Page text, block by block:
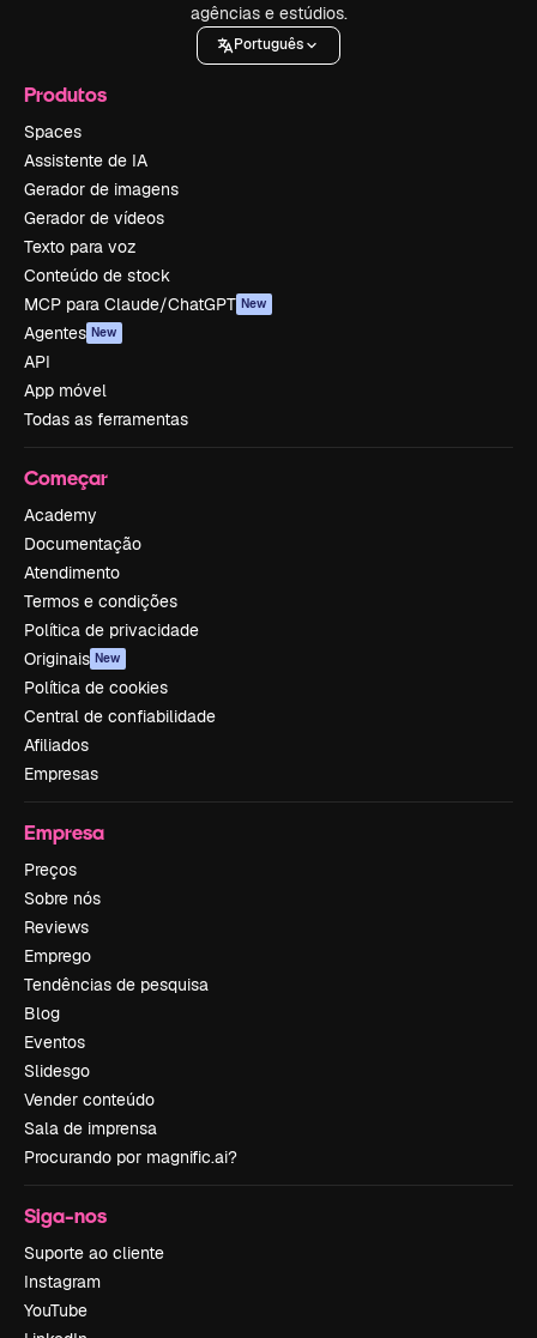
agências e estúdios.
Português
Produtos
Spaces
Assistente de IA
Gerador de imagens
Gerador de vídeos
Texto para voz
Conteúdo de stock
MCP para Claude/ChatGPT New
Agentes New
API
App móvel
Todas as ferramentas
Começar
Academy
Documentação
Atendimento
Termos e condições
Política de privacidade
Originais New
Política de cookies
Central de confiabilidade
Afiliados
Empresas
Empresa
Preços
Sobre nós
Reviews
Emprego
Tendências de pesquisa
Blog
Eventos
Slidesgo
Vender conteúdo
Sala de imprensa
Procurando por magnific.ai?
Siga-nos
Suporte ao cliente
Instagram
YouTube